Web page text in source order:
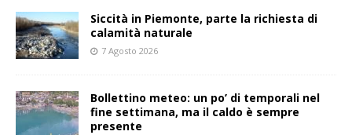
Siccità in Piemonte, parte la richiesta di
calamità naturale
7 Agosto 2026
Bollettino meteo: un po’ di temporali nel
fine settimana, ma il caldo è sempre
presente